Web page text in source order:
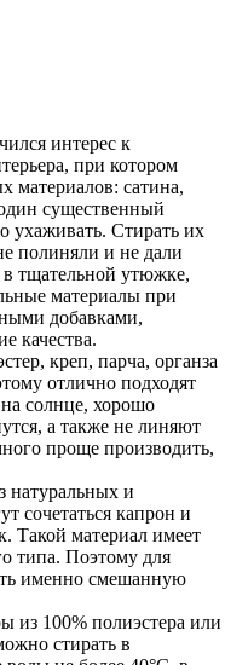
интерес к
при котором
материалов: сатина,
существенный
ухаживать. Стирать их
полиняли и не дали
тщательной утюжке,
материалы при
добавками,
качества.
креп, парча, органза
отлично подходят
солнце, хорошо
а также не линяют
проще производить,
натуральных и
сочетаться капрон и
Такой материал имеет
типа. Поэтому для
именно смешанную
100% полиэстера или
стирать в